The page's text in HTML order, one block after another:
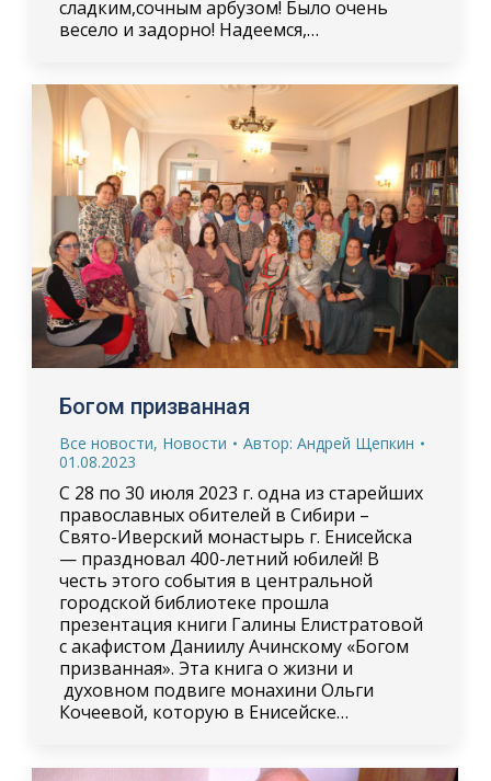
сладким,сочным арбузом! Было очень
весело и задорно! Надеемся,…
Богом призванная
Все новости, Новости Автор: Андрей Щепкин
01.08.2023
С 28 по 30 июля 2023 г. одна из старейших
православных обителей в Сибири –
Свято-Иверский монастырь г. Енисейска
— праздновал 400-летний юбилей! В
честь этого события в центральной
городской библиотеке прошла
презентация книги Галины Елистратовой
с акафистом Даниилу Ачинскому «Богом
призванная». Эта книга о жизни и
духовном подвиге монахини Ольги
Кочеевой, которую в Енисейске…